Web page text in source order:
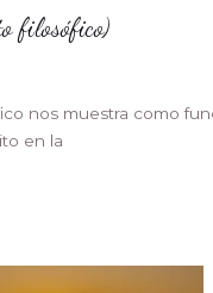
filosófico)
nos muestra como
en la